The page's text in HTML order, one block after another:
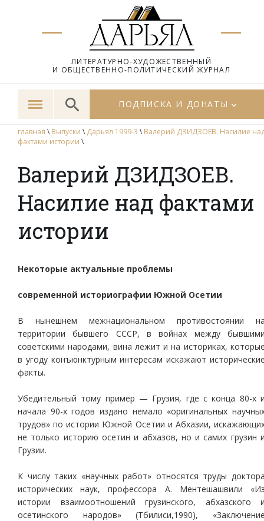
ЛИТЕРАТУРНО-ХУДОЖЕСТВЕННЫЙ
И ОБЩЕСТВЕННО-ПОЛИТИЧЕСКИЙ ЖУРНАЛ
ПОДПИСКА И ДОНАТЫ
главная \ Выпуски \ Дарьял 1999-3 \ Валерий ДЗИДЗОЕВ. Насилие
фактами истории \
Валерий ДЗИДЗОЕВ.
Насилие над фактами
истории
Некоторые актуальные проблемы
современной историографии Южной Осетии
В нынешнем межнациональном противостоянии
территории бывшего СССР, в войнах между
советскими народами, вина лежит и на историках,
в угоду конъюнктурным интересам искажают
факты.
Убедительный тому пример — Грузия, где с конца 80-х
начала 90-х годов издано немало «оригинальных
трудов» по истории Южной Осетии и Абхазии,
не только историю осетин и абхазов, но и самих грузин
Грузии.
К числу таких «научных работ» относятся труды
исторических наук, профессора А. Ментешашвили
истории взаимоотношений грузинского, абхазского
осетинского народов» (Тбилиси,1990),